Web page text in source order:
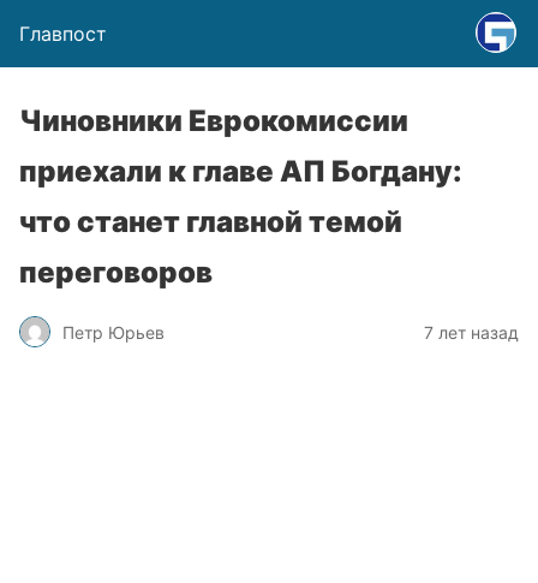
Главпост
Чиновники Еврокомиссии
приехали к главе АП Богдану:
что станет главной темой
переговоров
Петр Юрьев 7 лет назад